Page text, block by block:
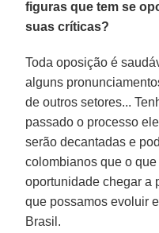
figuras que tem se
suas críticas?
Toda oposição é
alguns
de outros setores...
passado o processo
serão decantadas e
colombianos que o
oportunidade chegar a
que possamos evoluir
Brasil.